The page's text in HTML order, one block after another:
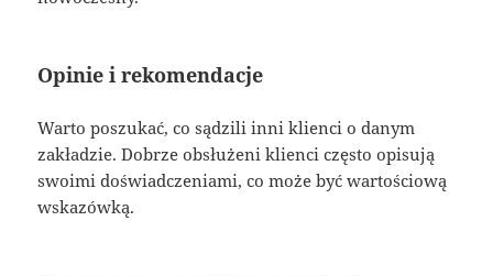
Opinie i rekomendacje
Warto poszukać, co sądzili inni klienci o danym
zakładzie. Dobrze obsłużeni klienci często opisują
swoimi doświadczeniami, co może być wartościową
wskazówką.